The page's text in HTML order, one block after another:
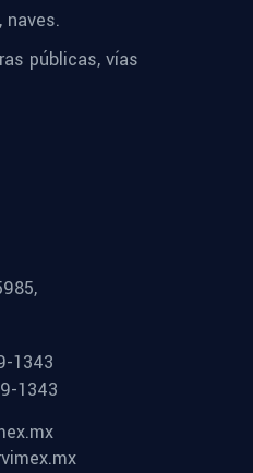
naves.
públicas, vías
1343
1343